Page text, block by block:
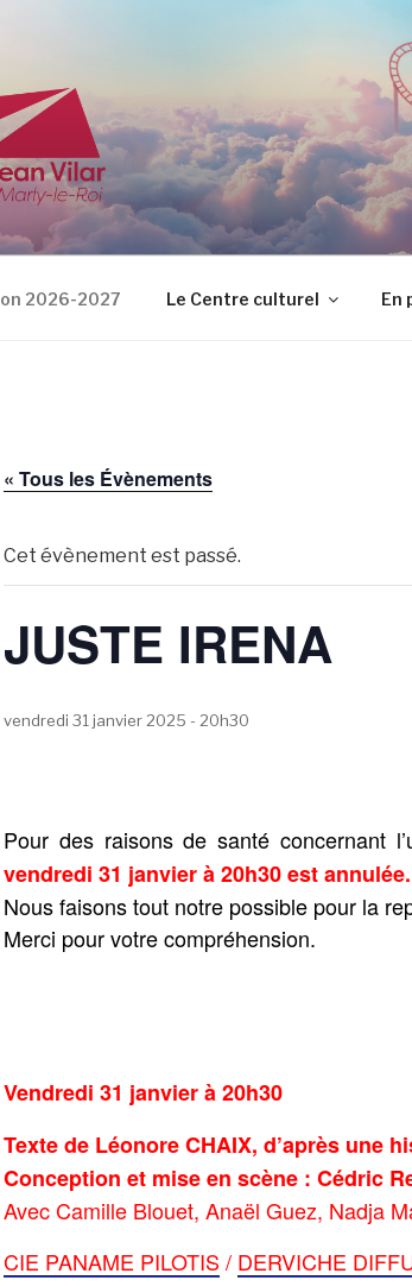
CENTRE
2026-2027 Le Centre culturel En
« Tous les Évènements
Cet évènement est passé.
JUSTE IRENA
vendredi 31 janvier 2025 - 20h30
Pour des raisons de santé concernant
vendredi 31 janvier à 20h30 est annulée.
Nous faisons tout notre possible pour la
Merci pour votre compréhension.
Vendredi 31 janvier à 20h30
Texte de Léonore CHAIX, d’après une
Conception et mise en scène : Cédric
Avec Camille Blouet, Anaël Guez, Nadja
CIE PANAME PILOTIS / DERVICHE